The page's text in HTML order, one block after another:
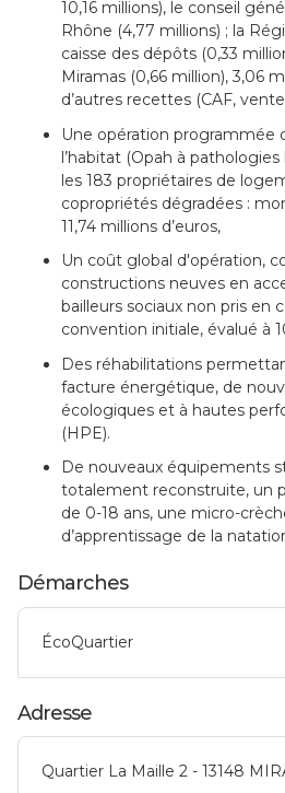
10,16 millions), le conseil
Rhône (4,77 millions) ; la
caisse des dépôts (0,33
Miramas (0,66 million), 3,06
d’autres recettes (CAF,
Une opération programmée
l’habitat (Opah à
les 183 propriétaires de
copropriétés dégradées :
11,74 millions d’euros,
Un coût global d'opération,
constructions neuves en
bailleurs sociaux non pris en
convention initiale, évalué à
Des réhabilitations
facture énergétique, de
écologiques et à hautes
(HPE).
De nouveaux équipements
totalement reconstruite, un
de 0-18 ans, une micro-
d’apprentissage de la
Démarches
ÉcoQuartier
Adresse
Quartier La Maille 2 - 13148